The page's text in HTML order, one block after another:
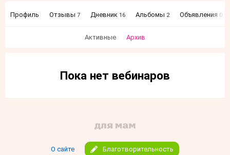
Профиль Отзывы 7 Дневник 16 Альбомы 2 Объявления 0
Активные Архив
Пока нет вебинаров
О сайте Благотворительность